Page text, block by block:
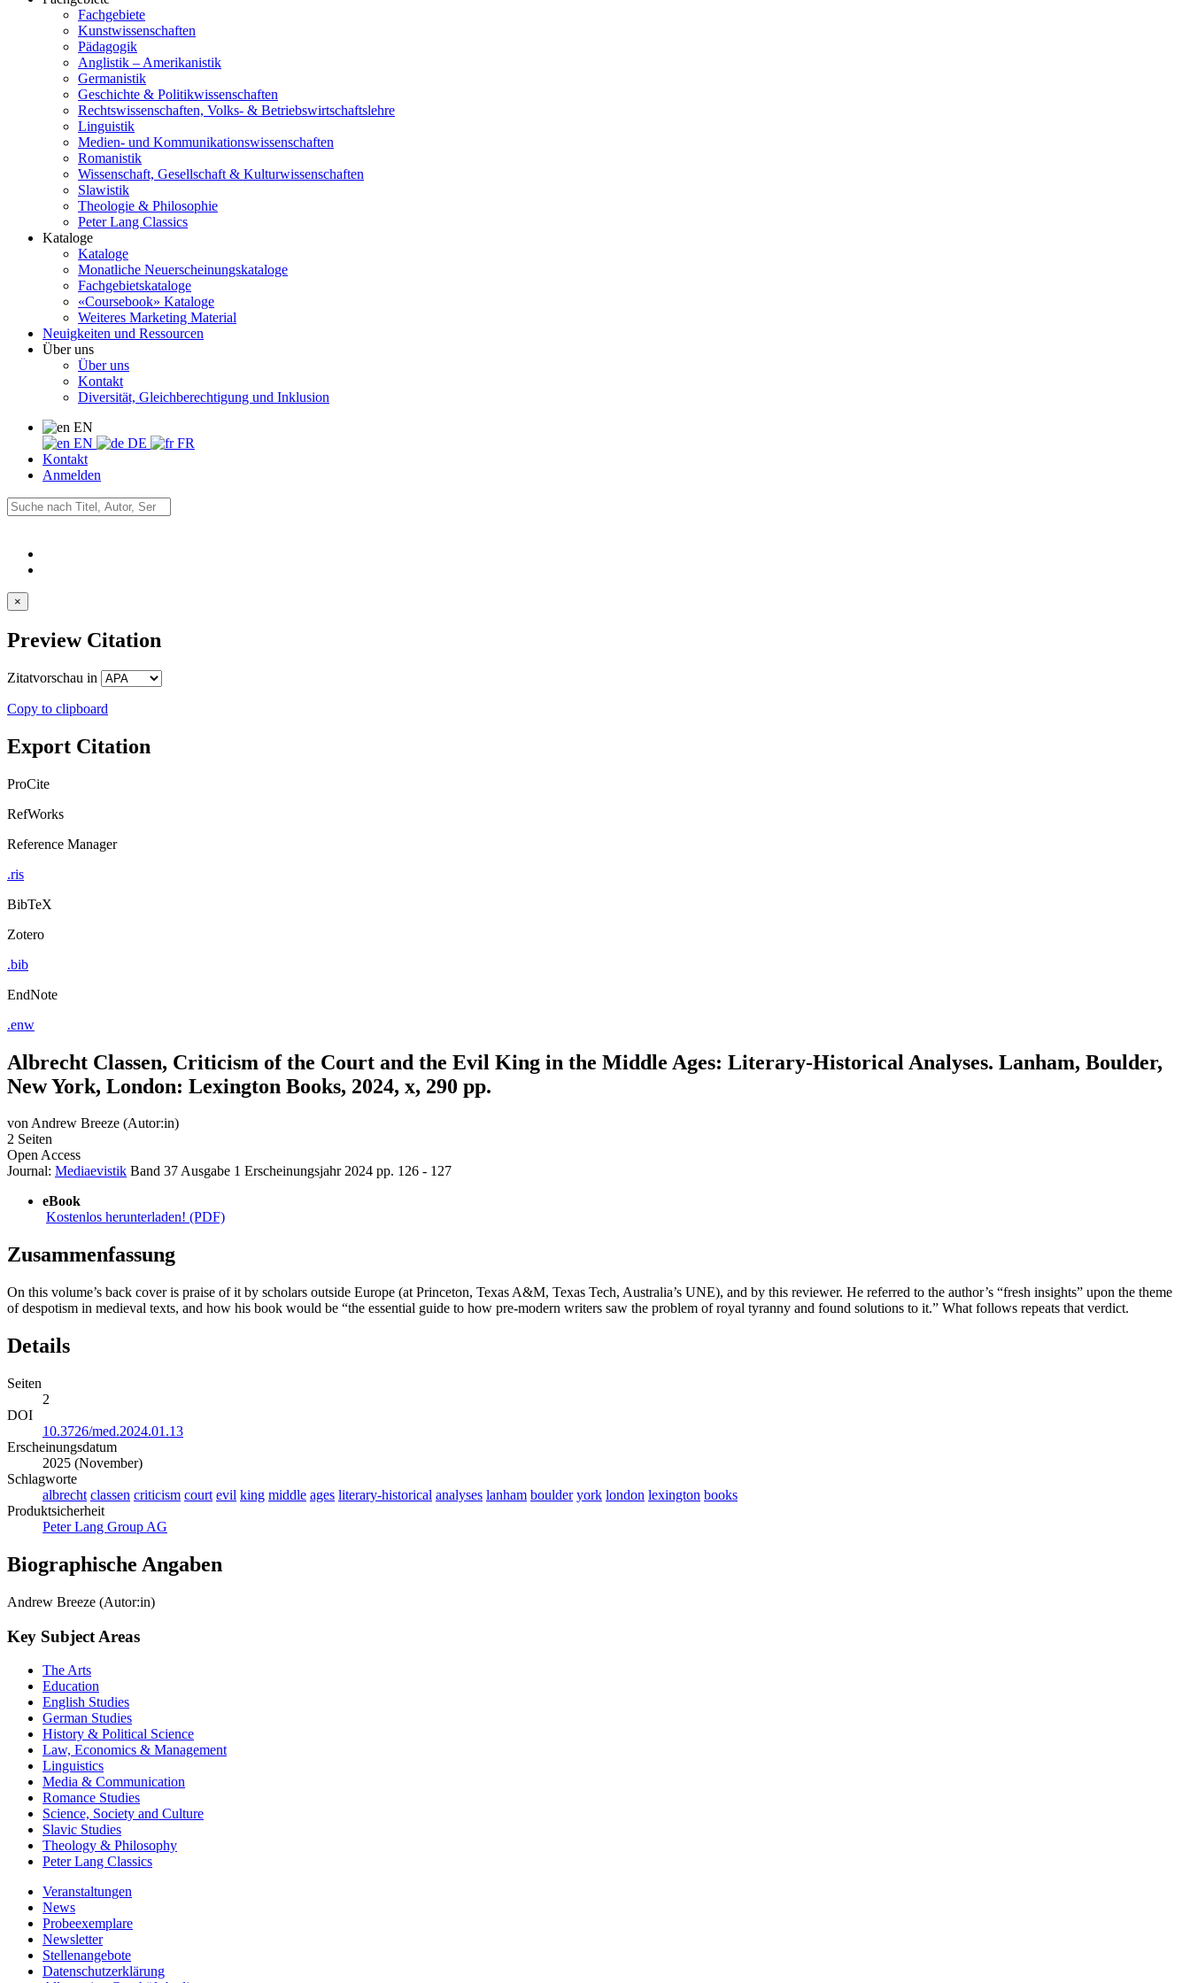
Fachgebiete
Kunstwissenschaften
Pädagogik
Anglistik – Amerikanistik
Germanistik
Geschichte & Politikwissenschaften
Rechtswissenschaften, Volks- & Betriebswirtschaftslehre
Linguistik
Medien- und Kommunikationswissenschaften
Romanistik
Wissenschaft, Gesellschaft & Kulturwissenschaften
Slawistik
Theologie & Philosophie
Peter Lang Classics
Kataloge
Kataloge
Monatliche Neuerscheinungskataloge
Fachgebietskataloge
«Coursebook» Kataloge
Weiteres Marketing Material
Neuigkeiten und Ressourcen
Über uns
Über uns
Kontakt
Diversität, Gleichberechtigung und Inklusion
EN
EN
DE
FR
Kontakt
Anmelden
×
Preview Citation
Zitatvorschau in
Copy to clipboard
Export Citation
ProCite
RefWorks
Reference Manager
.ris
BibTeX
Zotero
.bib
EndNote
.enw
Albrecht Classen, Criticism of the Court and the Evil King in the Middle Ages: Literary-Historical Analyses. Lanham, Boulder,
New York, London: Lexington Books, 2024, x, 290 pp.
vonAndrew Breeze (Autor:in)
2 Seiten
Open Access
Journal: Mediaevistik Band 37Ausgabe 1 Erscheinungsjahr 2024 pp. 126 - 127
eBook
Kostenlos herunterladen! (PDF)
Zusammenfassung
On this volume’s back cover is praise of it by scholars outside Europe (at Princeton, Texas A&M, Texas Tech, Australia’s UNE), and by this reviewer. He referred to the author’s “fresh insights” upon the theme
of despotism in medieval texts, and how his book would be “the essential guide to how pre-modern writers saw the problem of royal tyranny and found solutions to it.” What follows repeats that verdict.
Details
Seiten
2
DOI
10.3726/med.2024.01.13
Erscheinungsdatum
2025 (November)
Schlagworte
albrecht classen criticism court evil king middle ages literary-historical analyses lanham boulder york london lexington books
Produktsicherheit
Peter Lang Group AG
Biographische Angaben
Andrew Breeze (Autor:in)
Key Subject Areas
The Arts
Education
English Studies
German Studies
History & Political Science
Law, Economics & Management
Linguistics
Media & Communication
Romance Studies
Science, Society and Culture
Slavic Studies
Theology & Philosophy
Peter Lang Classics
Veranstaltungen
News
Probeexemplare
Newsletter
Stellenangebote
Datenschutzerklärung